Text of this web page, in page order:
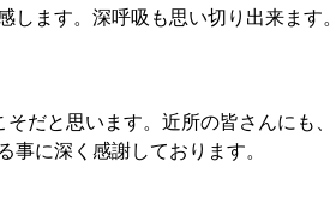
ます。深呼吸も思い切り出来ま
だと思います。近所の皆さんにも
に深く感謝しております。